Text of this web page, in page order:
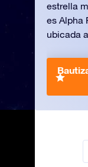
estrella
es Alpha
ubicada